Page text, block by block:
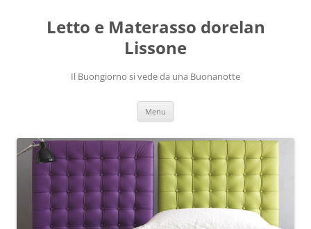
contenutoLetto e Materasso dorelan
Lissone
Il Buongiorno si vede da una Buonanotte
Menu